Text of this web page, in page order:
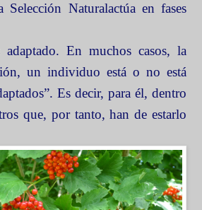
Selección Naturalactúa en fases
En muchos casos, la
un individuo está o no está
Es decir, para él, dentro
que, por tanto, han de estarlo